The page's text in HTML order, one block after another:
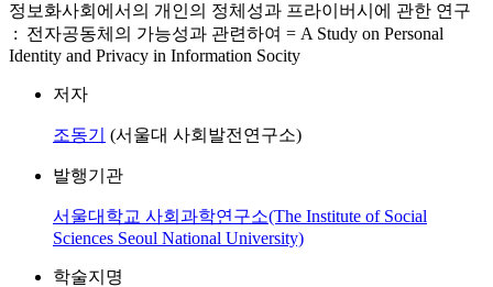
정보화사회에서의 개인의 정체성과 프라이버시에 관한 연구
: 전자공동체의 가능성과 관련하여 = A Study on Personal
Identity and Privacy in Information Socity
저자
조동기 (서울대 사회발전연구소)
발행기관
서울대학교 사회과학연구소(The Institute of Social
Sciences Seoul National University)
학술지명